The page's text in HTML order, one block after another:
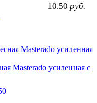
10.50 руб.
Masterado усиленная с